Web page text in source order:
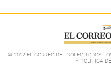
© 2022 EL CORREO DEL GOLFO TODOS
Y POLÍTICA